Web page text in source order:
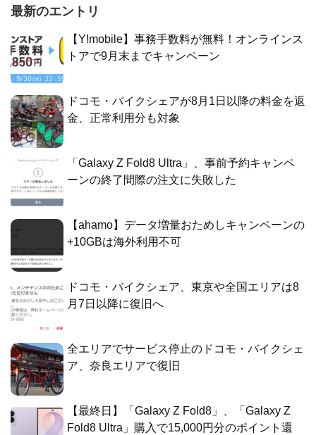
最新のエントリ
【Y!mobile】事務手数料が無料！オンラインス
トアで9月末までキャンペーン
ドコモ・バイクシェアが8月1日以降の料金を返
金、正常利用分も対象
「Galaxy Z Fold8 Ultra」、事前予約キャンペ
ーンの終了間際の注文に失敗した
【ahamo】データ増量おためしキャンペーンの
+10GBは海外利用不可
ドコモ・バイクシェア、東京や全国エリアは8
月7日以降に復旧へ
全エリアでサービス停止のドコモ・バイクシェ
ア、奈良エリアで復旧
【最終日】「Galaxy Z Fold8」、「Galaxy Z
Fold8 Ultra」購入で15,000円分のポイント還